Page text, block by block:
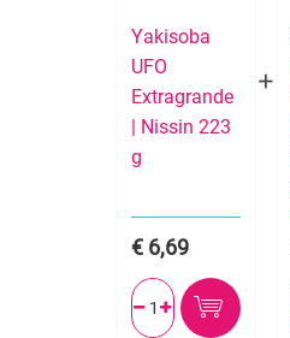
Yakisoba
UFO
Extragrande
| Nissin 223
g
6,69
 